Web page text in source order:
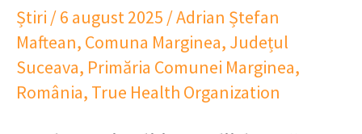
Știri /6 august 2025 /Adrian Ștefan
Maftean, Comuna Marginea, Județul
Suceava, Primăria Comunei Marginea,
România, True Health Organization